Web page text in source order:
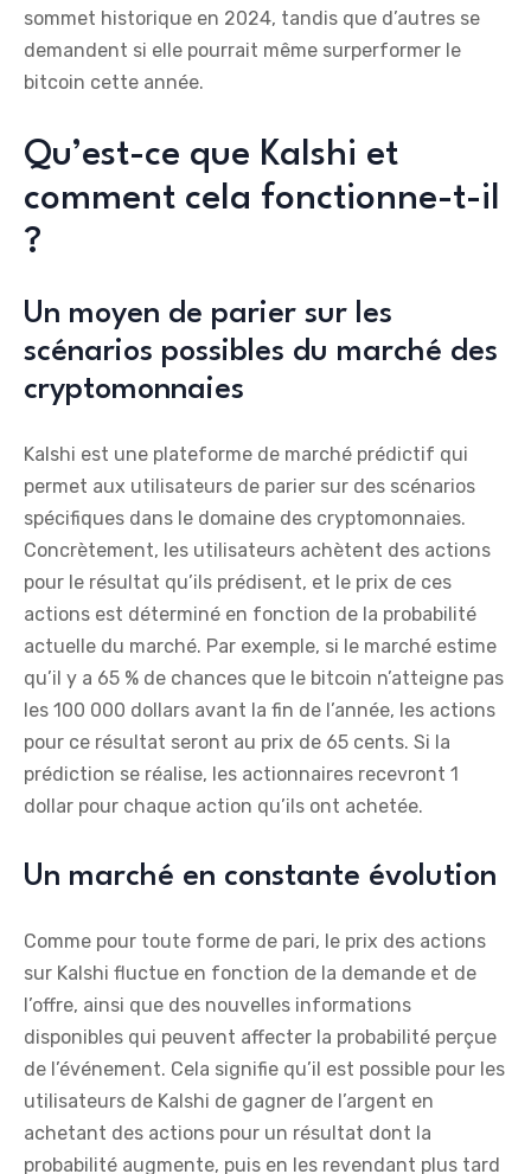
sommet historique en 2024, tandis que d’autres se
demandent si elle pourrait même surperformer le
bitcoin cette année.
Qu’est-ce que Kalshi et
comment cela fonctionne-t-il
?
Un moyen de parier sur les
scénarios possibles du marché des
cryptomonnaies
Kalshi est une plateforme de marché prédictif qui
permet aux utilisateurs de parier sur des scénarios
spécifiques dans le domaine des cryptomonnaies.
Concrètement, les utilisateurs achètent des actions
pour le résultat qu’ils prédisent, et le prix de ces
actions est déterminé en fonction de la probabilité
actuelle du marché. Par exemple, si le marché estime
qu’il y a 65 % de chances que le bitcoin n’atteigne pas
les 100 000 dollars avant la fin de l’année, les actions
pour ce résultat seront au prix de 65 cents. Si la
prédiction se réalise, les actionnaires recevront 1
dollar pour chaque action qu’ils ont achetée.
Un marché en constante évolution
Comme pour toute forme de pari, le prix des actions
sur Kalshi fluctue en fonction de la demande et de
l’offre, ainsi que des nouvelles informations
disponibles qui peuvent affecter la probabilité perçue
de l’événement. Cela signifie qu’il est possible pour les
utilisateurs de Kalshi de gagner de l’argent en
achetant des actions pour un résultat dont la
probabilité augmente, puis en les revendant plus tard